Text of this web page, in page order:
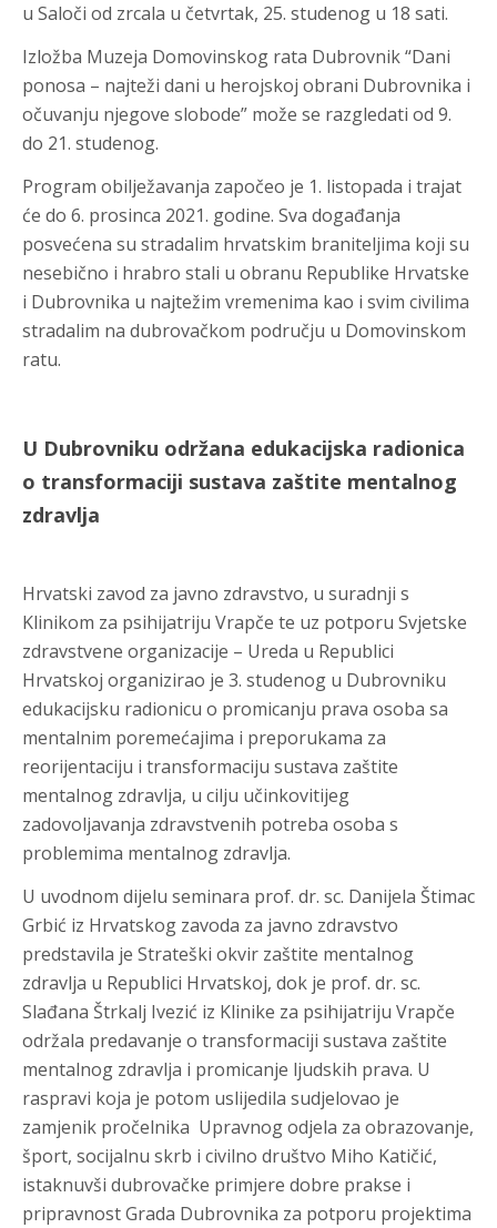
u Saloči od zrcala u četvrtak, 25. studenog u 18 sati.
Izložba Muzeja Domovinskog rata Dubrovnik “Dani
ponosa – najteži dani u herojskoj obrani Dubrovnika i
očuvanju njegove slobode” može se razgledati od 9.
do 21. studenog.
Program obilježavanja započeo je 1. listopada i trajat
će do 6. prosinca 2021. godine. Sva događanja
posvećena su stradalim hrvatskim braniteljima koji su
nesebično i hrabro stali u obranu Republike Hrvatske
i Dubrovnika u najtežim vremenima kao i svim civilima
stradalim na dubrovačkom području u Domovinskom
ratu.
U Dubrovniku održana edukacijska radionica
o transformaciji sustava zaštite mentalnog
zdravlja
Hrvatski zavod za javno zdravstvo, u suradnji s
Klinikom za psihijatriju Vrapče te uz potporu Svjetske
zdravstvene organizacije – Ureda u Republici
Hrvatskoj organizirao je 3. studenog u Dubrovniku
edukacijsku radionicu o promicanju prava osoba sa
mentalnim poremećajima i preporukama za
reorijentaciju i transformaciju sustava zaštite
mentalnog zdravlja, u cilju učinkovitijeg
zadovoljavanja zdravstvenih potreba osoba s
problemima mentalnog zdravlja.
U uvodnom dijelu seminara prof. dr. sc. Danijela Štimac
Grbić iz Hrvatskog zavoda za javno zdravstvo
predstavila je Strateški okvir zaštite mentalnog
zdravlja u Republici Hrvatskoj, dok je prof. dr. sc.
Slađana Štrkalj Ivezić iz Klinike za psihijatriju Vrapče
održala predavanje o transformaciji sustava zaštite
mentalnog zdravlja i promicanje ljudskih prava. U
raspravi koja je potom uslijedila sudjelovao je
zamjenik pročelnika Upravnog odjela za obrazovanje,
šport, socijalnu skrb i civilno društvo Miho Katičić,
istaknuvši dubrovačke primjere dobre prakse i
pripravnost Grada Dubrovnika za potporu projektima